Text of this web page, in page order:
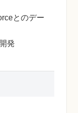
とのデー
発